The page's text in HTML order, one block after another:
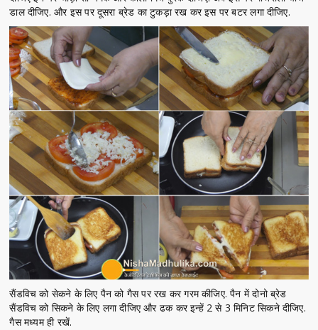
डाल दीजिए. और इस पर दूसरा ब्रेड का टुकड़ा रख कर इस पर बटर लगा दीजिए.
सैंडविच को सेकने के लिए पैन को गैस पर रख कर गरम कीजिए. पैन में दोनो ब्रेड
सैंडविच को सिकने के लिए लगा दीजिए और ढक कर इन्हें 2 से 3 मिनिट सिकने दीजिए.
गैस मध्यम ही रखें.